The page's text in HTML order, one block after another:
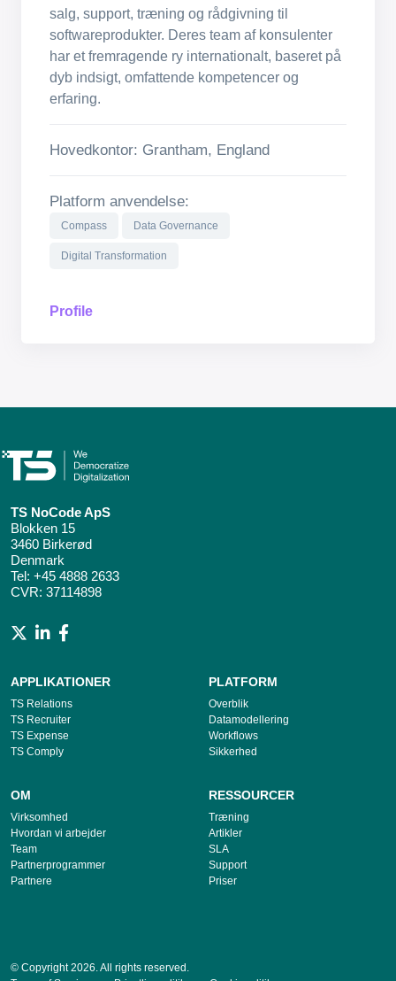
salg, support, træning og rådgivning til
softwareprodukter. Deres team af konsulenter
har et fremragende ry internationalt, baseret på
dyb indsigt, omfattende kompetencer og
erfaring.
Hovedkontor: Grantham, England
Platform anvendelse:
Compass Data Governance
Digital Transformation
Profile
TS NoCode ApS
Blokken 15
3460 Birkerød
Denmark
Tel: +45 4888 2633
CVR: 37114898
APPLIKATIONER
TS Relations
TS Recruiter
TS Expense
TS Comply
PLATFORM
Overblik
Datamodellering
Workflows
Sikkerhed
OM
Virksomhed
Hvordan vi arbejder
Team
Partnerprogrammer
Partnere
RESSOURCER
Træning
Artikler
SLA
Support
Priser
© Copyright 2026. All rights reserved.